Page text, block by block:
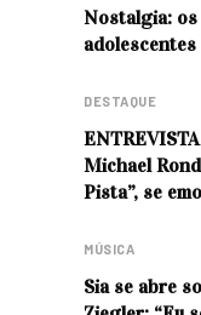
Nostalgia:
DESTAQUE
Michael
Pista”, se
MÚSICA
Sia se abre